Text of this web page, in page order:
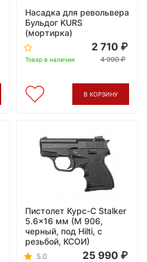
Насадка для револьвера
Бульдог KURS
(мортирка)
Товар в наличии
2 710
4 990
В КОРЗИНУ
Пистолет Курс-С Stalker
5.6x16 мм (М 906,
черный, под Hilti, с
резьбой, КСОИ)
5.0 25 990